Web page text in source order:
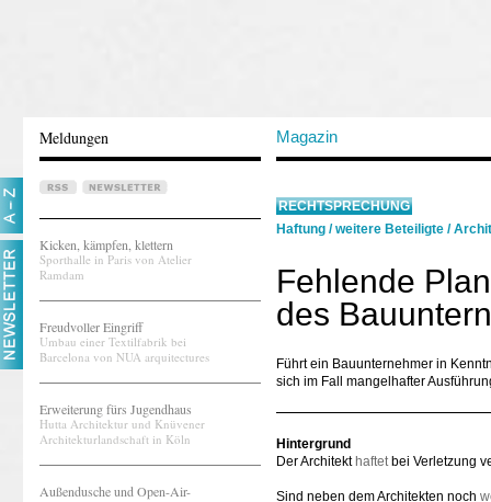
Meldungen Magazin
Kicken, kämpfen, klettern
Sporthalle in Paris von Atelier
Ramdam
Freudvoller Eingriff
Umbau einer Textilfabrik bei
Barcelona von NUA arquitectures
Erweiterung fürs Jugendhaus
Hutta Architektur und Knüvener
Architekturlandschaft in Köln
Außendusche und Open-Air-
RECHTSPRECHUNG
Haftung /weitere Beteiligte /
Fehlende
des
Führt ein Bauunternehmer in
sich im Fall mangelhafter
Hintergrund
Der Architekt haftetbei Verletzung
Sind neben dem Architekten noch